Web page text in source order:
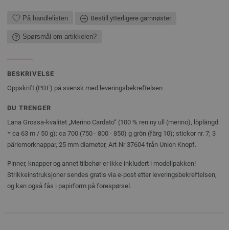
På handlelisten Bestill ytterligere garnnøster
Spørsmål om artikkelen?
BESKRIVELSE
Oppskrift (PDF) på svensk med leveringsbekreftelsen
DU TRENGER
Lana Grossa-kvalitet „Merino Cardato“ (100 % ren ny ull (merino), löplängd
= ca 63 m / 50 g): ca 700 (750 - 800 - 850) g grön (färg 10); stickor nr. 7; 3
pärlemorknappar, 25 mm diameter, Art-Nr 37604 från Union Knopf.
Pinner, knapper og annet tilbehør er ikke inkludert i modellpakken!
Strikkeinstruksjoner sendes gratis via e-post etter leveringsbekreftelsen,
og kan også fås i papirform på forespørsel.